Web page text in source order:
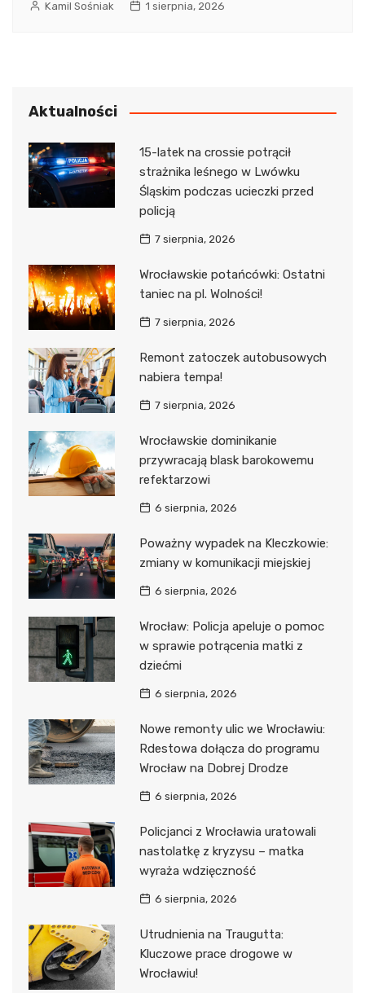
Kamil Sośniak 1 sierpnia, 2026
Aktualności
15-latek na crossie potrącił
strażnika leśnego w Lwówku
Śląskim podczas ucieczki przed
policją
7 sierpnia, 2026
Wrocławskie potańcówki: Ostatni
taniec na pl. Wolności!
7 sierpnia, 2026
Remont zatoczek autobusowych
nabiera tempa!
7 sierpnia, 2026
Wrocławskie dominikanie
przywracają blask barokowemu
refektarzowi
6 sierpnia, 2026
Poważny wypadek na Kleczkowie:
zmiany w komunikacji miejskiej
6 sierpnia, 2026
Wrocław: Policja apeluje o pomoc
w sprawie potrącenia matki z
dziećmi
6 sierpnia, 2026
Nowe remonty ulic we Wrocławiu:
Rdestowa dołącza do programu
Wrocław na Dobrej Drodze
6 sierpnia, 2026
Policjanci z Wrocławia uratowali
nastolatkę z kryzysu – matka
wyraża wdzięczność
6 sierpnia, 2026
Utrudnienia na Traugutta:
Kluczowe prace drogowe w
Wrocławiu!